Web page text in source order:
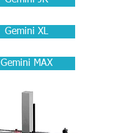
Gemini XL
Gemini MAX